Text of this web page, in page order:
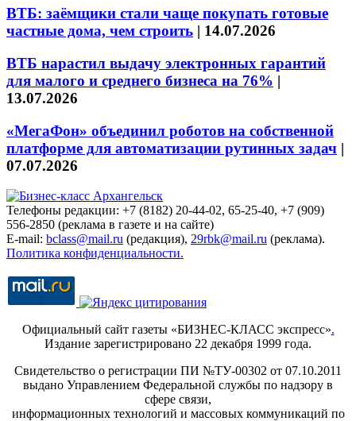
ВТБ: заёмщики стали чаще покупать готовые
частные дома, чем строить | 14.07.2026
ВТБ нарастил выдачу электронных гарантий
для малого и среднего бизнеса на 76% |
13.07.2026
«МегаФон» объединил роботов на собственной
платформе для автоматизации рутинных задач |
07.07.2026
Телефоны редакции: +7 (8182) 20-44-02, 65-25-40, +7 (909)
556-2850 (реклама в газете и на сайте)
E-mail: bclass@mail.ru (редакция), 29rbk@mail.ru (реклама).
Политика конфиденциальности.
Официальный сайт газеты «БИЗНЕС-КЛАСС экспресс».
Издание зарегистрировано 22 декабря 1999 года.
Свидетельство о регистрации ПИ №ТУ-00302 от 07.10.2011
выдано Управлением Федеральной службы по надзору в
сфере связи,
информационных технологий и массовых коммуникаций по